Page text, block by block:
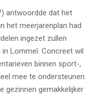
antwoordde dat het
het meerjarenplan had
ingezet zullen
Lommel. Concreet wil
binnen sport-,
mee te ondersteunen.
gezinnen gemakkelijker